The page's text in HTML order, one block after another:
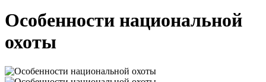
Особенности национальной
охоты